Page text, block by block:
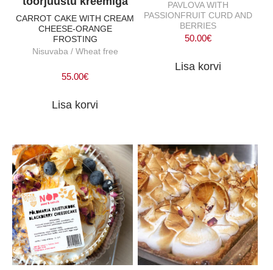
CARROT CAKE WITH CREAM
CHEESE-ORANGE
FROSTING
Nisuvaba / Wheat free
55.00€
Lisa korvi
PAVLOVA WITH
PASSIONFRUIT CURD AND
BERRIES
50.00€
Lisa korvi